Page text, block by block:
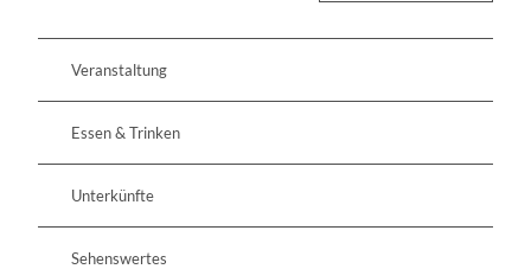
Veranstaltung
Essen & Trinken
Unterkünfte
Sehenswertes